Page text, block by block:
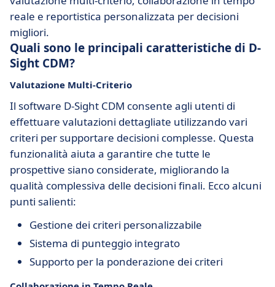
reale e reportistica personalizzata per decisioni
migliori.
Quali sono le principali caratteristiche di D-
Sight CDM?
Valutazione Multi-Criterio
Il software D-Sight CDM consente agli utenti di
effettuare valutazioni dettagliate utilizzando vari
criteri per supportare decisioni complesse. Questa
funzionalità aiuta a garantire che tutte le
prospettive siano considerate, migliorando la
qualità complessiva delle decisioni finali. Ecco alcuni
punti salienti:
Gestione dei criteri personalizzabile
Sistema di punteggio integrato
Supporto per la ponderazione dei criteri